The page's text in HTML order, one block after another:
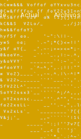
Actual Archivos